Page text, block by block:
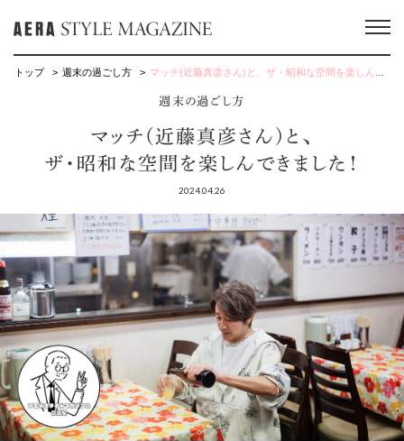
トップ 週末の過ごし方 マッチ(近藤真彦さん)と、ザ・昭和な空間を楽しんできました！
週末の過ごし方
マッチ(近藤真彦さん)と、
ザ・昭和な空間を楽しんできました！
2024.04.26